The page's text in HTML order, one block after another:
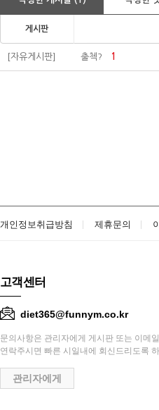
게시판
[자유게시판] 출첵? 1
개인정보취급방침 제휴문의
고객센터
diet365@funnym.co.kr
문의사항은 관리자에게 게시판 또는 이메
연락주시면 빠른 시일내에 회신드리도록
관리자에게